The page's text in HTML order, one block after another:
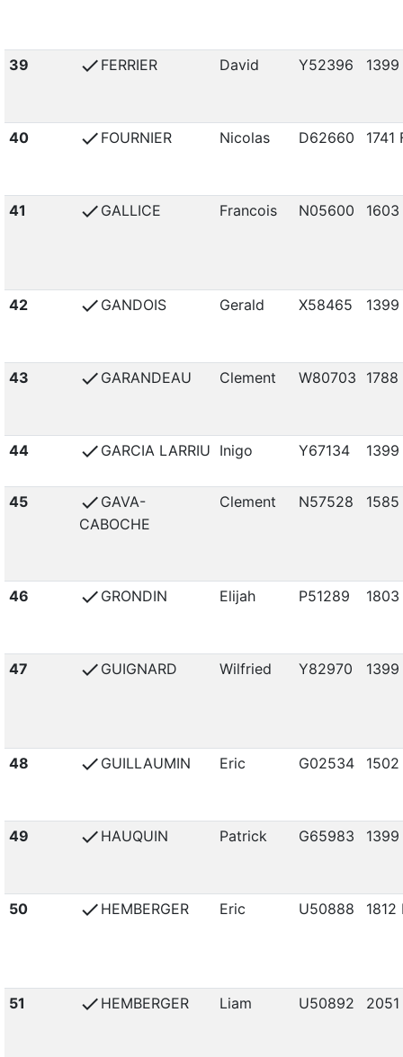
39 check FERRIER David Y52396 1399
40 check FOURNIER Nicolas D62660 1741
41 check GALLICE Francois N05600 1603
42 check GANDOIS Gerald X58465 1399
43 check GARANDEAU Clement W80703 1788
44 check GARCIA LARRIU Inigo Y67134 1399
45 check GAVA-
CABOCHE
Clement N57528 1585
46 check GRONDIN Elijah P51289 1803
47 check GUIGNARD Wilfried Y82970 1399
48 check GUILLAUMIN Eric G02534 1502
49 check HAUQUIN Patrick G65983 1399
50 check HEMBERGER Eric U50888 1812
51 check HEMBERGER Liam U50892 2051